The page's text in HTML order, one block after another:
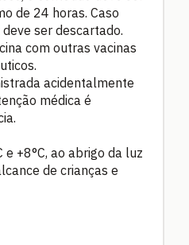
de 24 horas. Caso
ser descartado.
com outras vacinas
acidentalmente
médica é
+8°C, ao abrigo da luz
de crianças e